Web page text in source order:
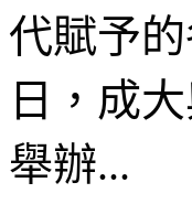
代賦予
日，成
舉辦...